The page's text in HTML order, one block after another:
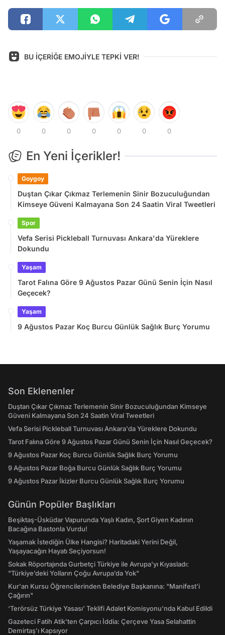
BU İÇERİĞE EMOJİYLE TEPKİ VER!
0 0 0 0 0 0 0
En Yeni İçerikler!
Goygoy
Duştan Çıkar Çıkmaz Terlemenin Sinir Bozuculuğundan
Kimseye Güveni Kalmayana Son 24 Saatin Viral Tweetleri
Spor
Vefa Serisi Pickleball Turnuvası Ankara'da Yüreklere
Dokundu
Yaşam
Tarot Falına Göre 9 Ağustos Pazar Günü Senin İçin Nasıl
Geçecek?
Yaşam
9 Ağustos Pazar Koç Burcu Günlük Sağlık Burç Yorumu
Son Eklenenler
Duştan Çıkar Çıkmaz Terlemenin Sinir Bozuculuğundan Kimseye
Güveni Kalmayana Son 24 Saatin Viral Tweetleri
Vefa Serisi Pickleball Turnuvası Ankara'da Yüreklere Dokundu
Tarot Falına Göre 9 Ağustos Pazar Günü Senin İçin Nasıl Geçecek?
9 Ağustos Pazar Koç Burcu Günlük Sağlık Burç Yorumu
9 Ağustos Pazar Boğa Burcu Günlük Sağlık Burç Yorumu
9 Ağustos Pazar İkizler Burcu Günlük Sağlık Burç Yorumu
Günün Popüler Başlıkları
Beşiktaş-Üsküdar Vapurunda Yaşlı Kadın, Şort Giyen Kadının
Bacağına Bastonla Vurdu!
Yaşamak İstediğin Ülke Hangisi? Haritadaki Yerini Değil,
Yaşayacağın Hayatı Seçiyorsun!
Sokak Röportajında Gurbetçi Türkiye ile Avrupa'yı Kıyasladı:
"Türkiye’deki Yolların Çoğu Avrupa’da Yok"
Kur'an Kursu Öğrencilerinden Belediye Başkanına: "Manifest’i
Çağırın"
‘Terörsüz Türkiye Yasası’ Teklifi Adalet Komisyonu'nda Kabul Edildi
Gazeteci Fatih Atik'ten Çarpıcı İddia: Çerçeve Yasa Selahattin
Demirtaş'ı Kapsıyor